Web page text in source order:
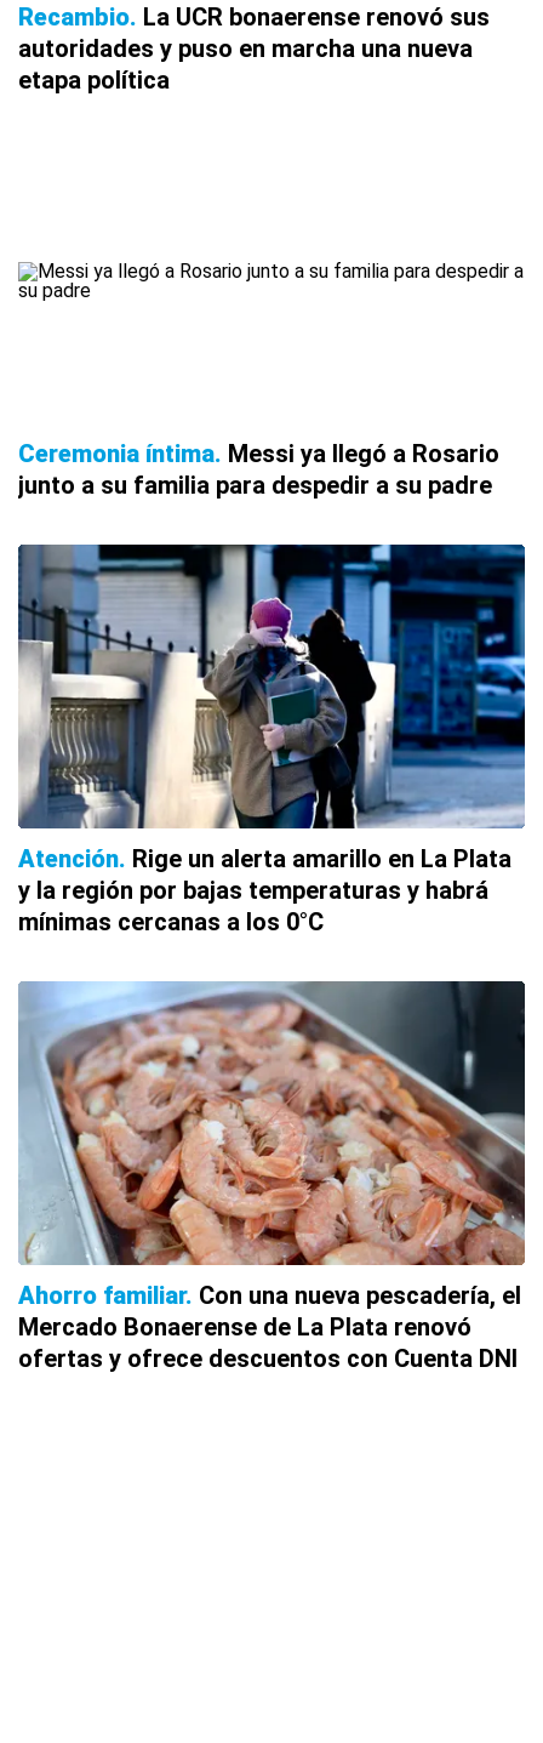
Recambio La UCR bonaerense renovó sus
autoridades y puso en marcha una nueva
etapa política
Ceremonia íntima Messi ya llegó a Rosario
junto a su familia para despedir a su padre
Atención Rige un alerta amarillo en La Plata
y la región por bajas temperaturas y habrá
mínimas cercanas a los 0°C
Ahorro familiar Con una nueva pescadería, el
Mercado Bonaerense de La Plata renovó
ofertas y ofrece descuentos con Cuenta DNI